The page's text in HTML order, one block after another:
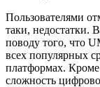
Пользователями
таки, недостатки.
поводу того, что
всех популярных
платформах. Кроме
сложность